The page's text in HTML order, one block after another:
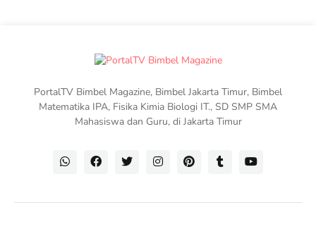
PortalTV Bimbel Magazine, Bimbel Jakarta Timur, Bimbel
Matematika IPA, Fisika Kimia Biologi IT., SD SMP SMA
Mahasiswa dan Guru, di Jakarta Timur